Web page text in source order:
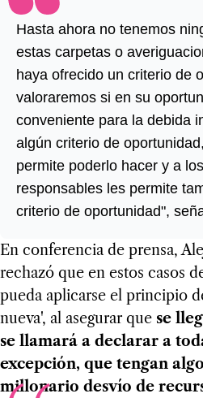
Hasta ahora no tenemos
estas carpetas o
haya ofrecido un criterio de
valoraremos si en su
conveniente para la debida
algún criterio de
permite poderlo hacer y a
responsables les permite
criterio de oportunidad",
En conferencia de prensa,
rechazó que en estos casos
pueda aplicarse el principio
nueva', al asegurar que se
se llamará a declarar a
excepción, que tengan
millonario desvío de